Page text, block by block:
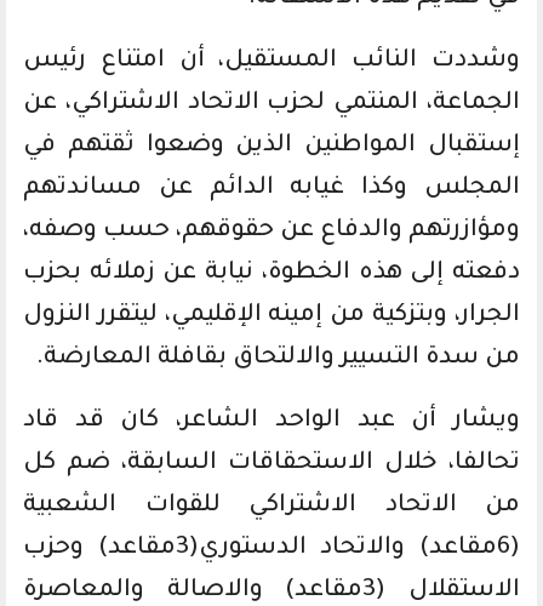
وشددت النائب المستقيل، أن امتناع رئيس
الجماعة، المنتمي لحزب الاتحاد الاشتراكي، عن
إستقبال المواطنين الذين وضعوا ثقتهم في
المجلس وكذا غيابه الدائم عن مساندتهم
ومؤازرتهم والدفاع عن حقوقهم، حسب وصفه،
دفعته إلى هذه الخطوة، نيابة عن زملائه بحزب
الجرار، وبتزكية من إمينه الإقليمي، ليتقرر النزول
من سدة التسيير والالتحاق بقافلة المعارضة.
ويشار أن عبد الواحد الشاعر، كان قد قاد
تحالفا، خلال الاستحقاقات السابقة، ضم كل
من الاتحاد الاشتراكي للقوات الشعبية
(6مقاعد) والاتحاد الدستوري(3مقاعد) وحزب
الاستقلال (3مقاعد) والاصالة والمعاصرة